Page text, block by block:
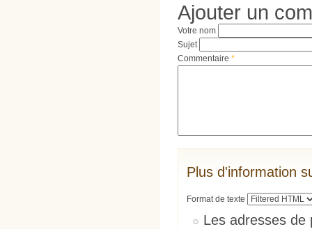
Ajouter un
Votre nom
Sujet
Commentaire *
Plus d'information
Format de texte
Les adresses de